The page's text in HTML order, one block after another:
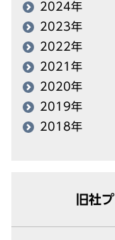
2024年
2023年
2022年
2021年
2020年
2019年
2018年
旧社